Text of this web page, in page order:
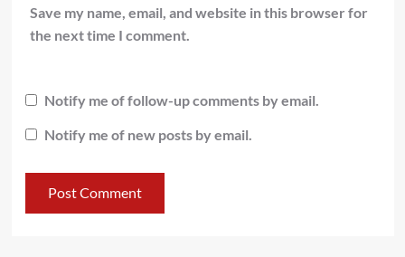
Save my name, email, and website in this browser for
the next time I comment.
Notify me of follow-up comments by email.
Notify me of new posts by email.